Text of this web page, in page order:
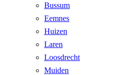
Bussum
Eemnes
Huizen
Laren
Loosdrecht
Muiden